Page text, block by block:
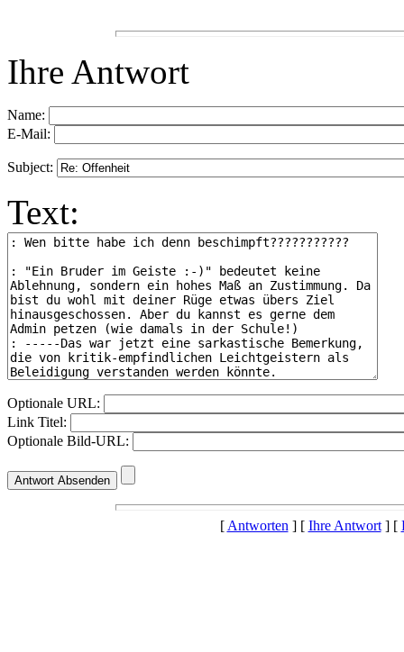
Ihre Antwort
Name:
E-Mail:
Subject:
Text:
Optionale URL:
Link Titel:
Optionale Bild-URL:
[Antworten] [ Ihre Antwort] [